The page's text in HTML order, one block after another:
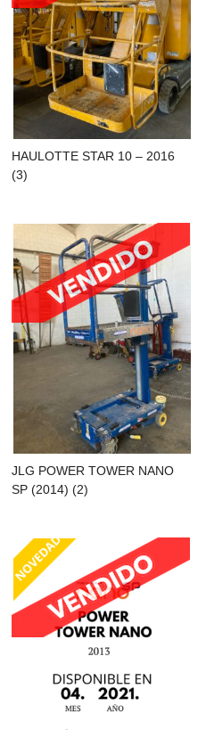
HAULOTTE STAR 10 – 2016
(3)
JLG POWER TOWER NANO
SP (2014) (2)